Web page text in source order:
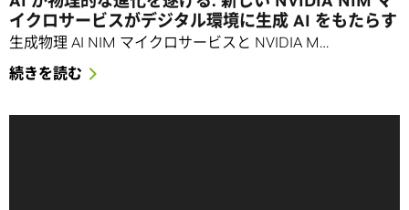
イクロサービスがデジタル環境に生成 AI をもたらす
生成物理 AI NIM マイクロサービスと NVIDIA M…
続きを読む